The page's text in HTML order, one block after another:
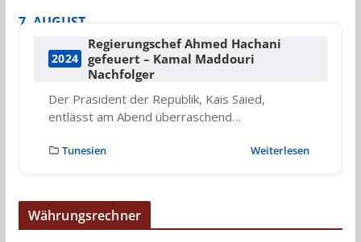
7. AUGUST
2024
Regierungschef Ahmed Hachani
gefeuert – Kamal Maddouri
Nachfolger
Der Präsident der Republik, Kais Saied,
entlässt am Abend überraschend…
Tunesien Weiterlesen
Währungsrechner